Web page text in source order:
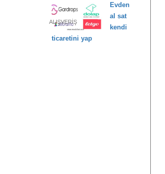
ALIŞVERIŞ
Evden
al sat
kendi
ticaretini yap